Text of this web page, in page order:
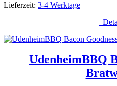
Lieferzeit: 3-4 Werktage
UdenheimBBQ